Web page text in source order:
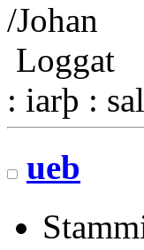
/Johan
Loggat
: iarþ :
ueb